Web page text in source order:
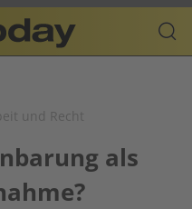
und Recht
als